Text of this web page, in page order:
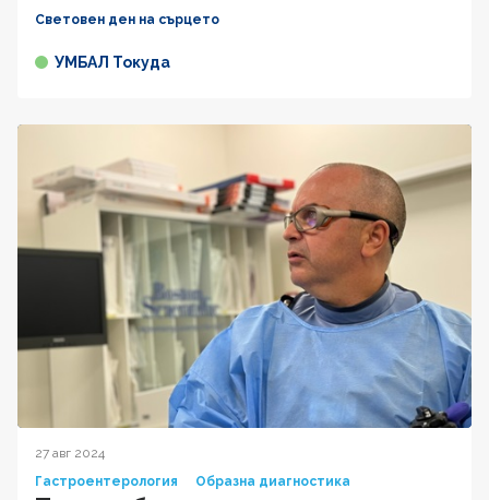
Световен ден на сърцето
УМБАЛ Токуда
27 авг 2024
Гастроентерология
Образна диагностика